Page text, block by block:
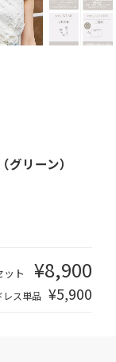
リーン）
ット ¥8,900
レス単品 ¥5,900